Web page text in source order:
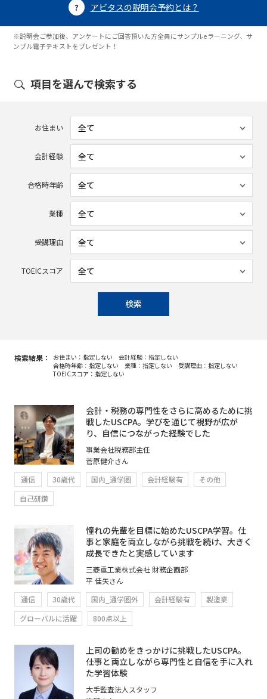
アビタスの説明会予約とは？
※説明会ご参加後、アンケートにご回答頂いた方全員にサンプルeラーニング、サ
ンプル電子テキストをプレゼント！
項目を選んで検索する
お住まい
会計経験
合格時年齢
業種
受講理由
TOEICスコア
検索
検索結果： お住まい：指定しない
会計経験：指定しない
合格時年齢：指定しない
業種：指定しない
受講理由：指定しない
TOEICスコア：指定しない
会計・税務の専門性をさらに高めるために挑
戦したUSCPA。学びを通じて視野が広が
り、自信につながった経験でした
事業会社税務部主任
菅原健介さん
通信
30歳代 国内_通学圏 会計経験有
その他
自己研鑽
憧れの先輩を目標に始めたUSCPA学習。仕
事と家庭を両立しながら挑戦を続け、大きく
成長できたと実感しています
三菱重工業株式会社 財務企画部
平 佳矢さん
通信
30歳代 国内_通学圏外 会計経験有
製造業
グローバルに活躍
800点以上
上司の勧めをきっかけに挑戦したUSCPA。
仕事と両立しながら専門性と自信を手に入れ
た学習体験
大手監査法人スタッフ